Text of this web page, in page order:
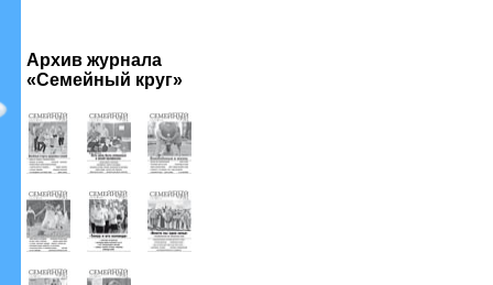
Архив журнала
«Семейный круг»